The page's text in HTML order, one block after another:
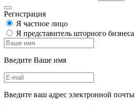
Регистрация
Я частное лицо
Я представитель шторного бизнеса
Введите Ваше имя
Введите ваш адрес электронной почты